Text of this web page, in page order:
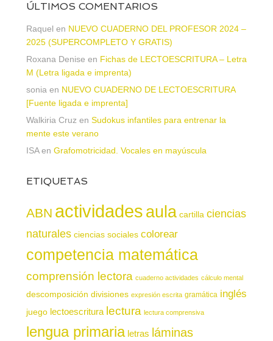
ÚLTIMOS COMENTARIOS
Raquel en NUEVO CUADERNO DEL PROFESOR 2024 –
2025 (SUPERCOMPLETO Y GRATIS)
Roxana Denise en Fichas de LECTOESCRITURA – Letra
M (Letra ligada e imprenta)
sonia en NUEVO CUADERNO DE LECTOESCRITURA
[Fuente ligada e imprenta]
Walkiria Cruz en Sudokus infantiles para entrenar la
mente este verano
ISAen Grafomotricidad. Vocales en mayúscula
ETIQUETAS
ABN actividadesaula cartilla ciencias
naturales ciencias sociales colorear
competencia matemática
comprensión lectora cuaderno actividades cálculo mental
descomposición divisiones expresión escrita gramática inglés
juego lectoescritura lectura lectura comprensiva
lengua primaria letras láminas